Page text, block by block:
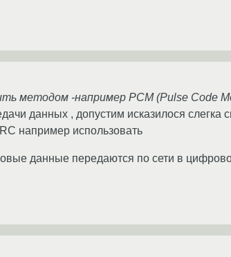
методом -например PCM (Pulse Code
данных , допустим исказилося слегка
например использовать
данные передаются по сети в